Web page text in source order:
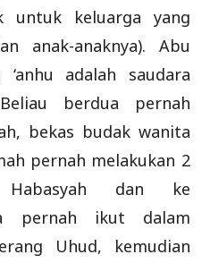
untuk keluarga yang
anak-anaknya). Abu
‘anhu adalah saudara
berdua pernah
bekas budak wanita
pernah melakukan 2
dan ke
pernah ikut dalam
Uhud, kemudian